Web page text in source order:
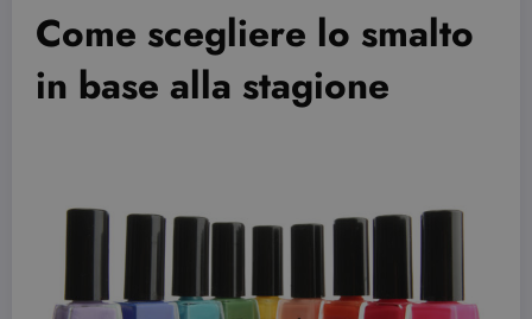
Come scegliere lo smalto
in base alla stagione